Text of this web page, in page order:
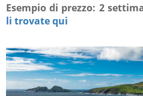
Esempio di prezzo: 2
li trovate qui